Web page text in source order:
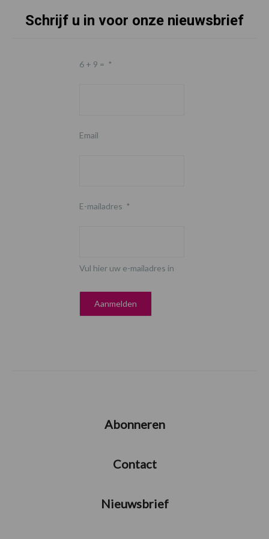
Schrijf u in voor onze nieuwsbrief
6 + 9 = *
Email
E-mailadres *
Vul hier uw e-mailadres in
Abonneren
Contact
Nieuwsbrief